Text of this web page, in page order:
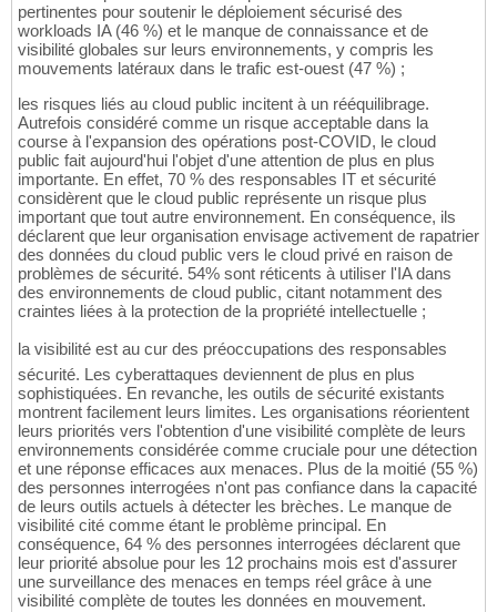
pertinentes pour soutenir le déploiement sécurisé des
workloads IA (46 %) et le manque de connaissance et de
visibilité globales sur leurs environnements, y compris les
mouvements latéraux dans le trafic est-ouest (47 %) ;
les risques liés au cloud public incitent à un rééquilibrage.
Autrefois considéré comme un risque acceptable dans la
course à l'expansion des opérations post-COVID, le cloud
public fait aujourd'hui l'objet d'une attention de plus en plus
importante. En effet, 70 % des responsables IT et sécurité
considèrent que le cloud public représente un risque plus
important que tout autre environnement. En conséquence, ils
déclarent que leur organisation envisage activement de rapatrier
des données du cloud public vers le cloud privé en raison de
problèmes de sécurité. 54% sont réticents à utiliser l'IA dans
des environnements de cloud public, citant notamment des
craintes liées à la protection de la propriété intellectuelle ;
la visibilité est au cur des préoccupations des responsables
sécurité. Les cyberattaques deviennent de plus en plus
sophistiquées. En revanche, les outils de sécurité existants
montrent facilement leurs limites. Les organisations réorientent
leurs priorités vers l'obtention d'une visibilité complète de leurs
environnements considérée comme cruciale pour une détection
et une réponse efficaces aux menaces. Plus de la moitié (55 %)
des personnes interrogées n'ont pas confiance dans la capacité
de leurs outils actuels à détecter les brèches. Le manque de
visibilité cité comme étant le problème principal. En
conséquence, 64 % des personnes interrogées déclarent que
leur priorité absolue pour les 12 prochains mois est d'assurer
une surveillance des menaces en temps réel grâce à une
visibilité complète de toutes les données en mouvement.